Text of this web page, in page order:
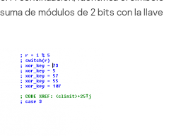
de módulos de 2 bits con la llave